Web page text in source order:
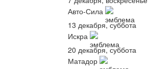
Авто-Сила
13 декабря, суббота
Искра
20 декабря, суббота
Матадор